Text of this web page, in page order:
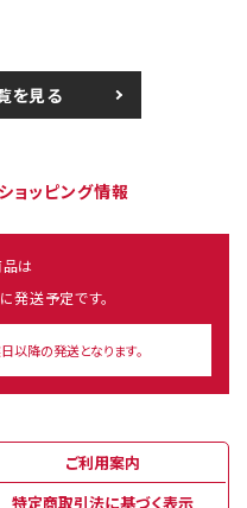
を見る
ショッピング情報
は
に発送予定です。
降の発送となります。
ご利用案内
特定商取引法に基づく表示